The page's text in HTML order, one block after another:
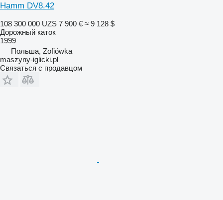
Hamm DV8.42
108 300 000 UZS 7 900 € ≈ 9 128 $
Дорожный каток
1999
Польша, Zofiówka
maszyny-iglicki.pl
Связаться с продавцом